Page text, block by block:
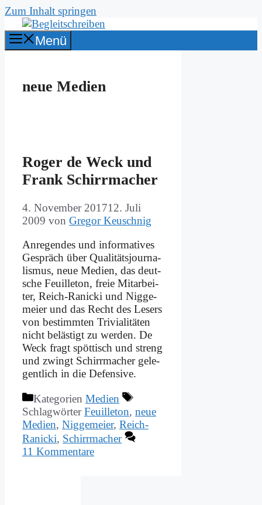
Zum Inhalt springen
Menü
neue Medien
Ro­ger de Weck und
Frank Schirr­ma­cher
4. November 201712. Juli
2009 von Gregor Keuschnig
An­re­gen­des und in­for­ma­ti­ves
Ge­spräch über Qua­li­täts­jour­na­
lis­mus, neue Me­di­en, das deut­
sche Feuil­le­ton, freie Mit­ar­bei­
ter, Reich-Ra­­nicki und Nig­ge­
mei­er und das Recht des Le­sers
von be­stimm­ten Tri­via­li­tä­ten
nicht be­lä­stigt zu wer­den. De
Weck fragt spöt­tisch und streng
und zwingt Schirr­ma­cher ge­le­
gent­lich in die De­fen­si­ve.
Kategorien Medien
SchlagwörterFeuilleton, neue
Medien, Niggemeier, Reich-
Ranicki, Schirrmacher
11 Kommentare